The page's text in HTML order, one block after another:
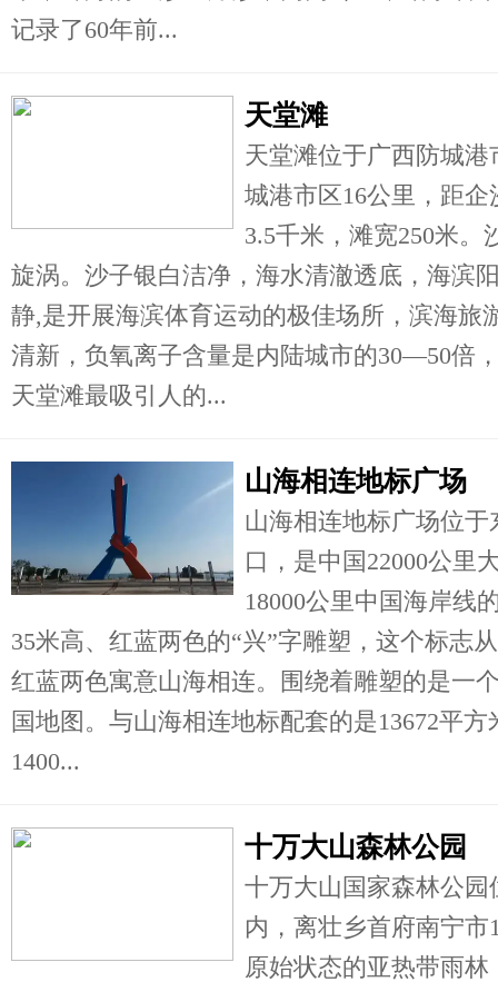
记录了60年前...
天堂滩
天堂滩位于广西防城
城港市区16公里，距
3.5千米，滩宽250米
旋涡。沙子银白洁净，海水清澈透底，海滨
静,是开展海滨体育运动的极佳场所，滨海旅
清新，负氧离子含量是内陆城市的30—50倍
天堂滩最吸引人的...
山海相连地标广场
山海相连地标广场位
口，是中国22000公里
18000公里中国海岸线
35米高、红蓝两色的“兴”字雕塑，这个标志
红蓝两色寓意山海相连。围绕着雕塑的是一
国地图。与山海相连地标配套的是13672平
1400...
十万大山森林公园
十万大山国家森林公
内，离壮乡首府南宁
原始状态的亚热带雨